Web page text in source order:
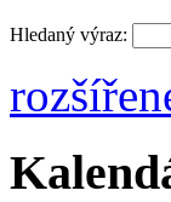
Hledaný výraz: